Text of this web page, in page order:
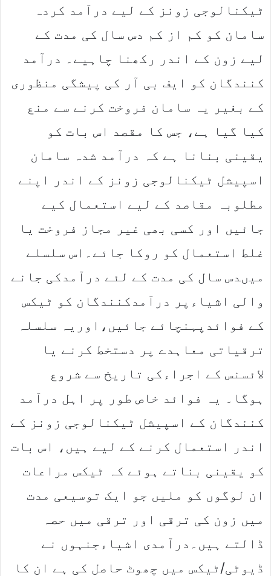
ٹیکنالوجی زونز کے لیے درآمد کردہ
سامان کو کم از کم دس سال کی مدت کے
لیے زون کے اندر رکھنا چاہیے۔ درآمد
کنندگان کو ایف بی آر کی پیشگی منظوری
کے بغیر یہ سامان فروخت کرنے سے منع
کیا گیا ہے، جس کا مقصد اس بات کو
یقینی بنانا ہے کہ درآمد شدہ سامان
اسپیشل ٹیکنالوجی زونز کے اندر اپنے
مطلوبہ مقاصد کے لیے استعمال کیے
جائیں اور کسی بھی غیر مجاز فروخت یا
غلط استعمال کو روکا جائے۔اس سلسلے
میںدس سال کی مدت کے لئے درآمدکی جانے
والی اشیاءپر درآمدکنندگان کو ٹیکس
کے فوائدپہنچائے جائیں،اوریہ سلسلہ
ترقیاتی معاہدے پر دستخط کرنے یا
لائسنس کے اجراءکی تاریخ سے شروع
ہوگا۔ یہ فوائد خاص طور پر اہل درآمد
کنندگان کے اسپیشل ٹیکنالوجی زونز کے
اندر استعمال کرنے کے لیے ہیں، اس بات
کو یقینی بناتے ہوئے کہ ٹیکس مراعات
ان لوگوں کو ملیں جو ایک توسیعی مدت
میں زون کی ترقی اور ترقی میں حصہ
ڈالتے ہیں۔درآمدی اشیاءجنہوں نے
ڈیوٹی/ٹیکس میں چھوٹ حاصل کی ہے ان کا